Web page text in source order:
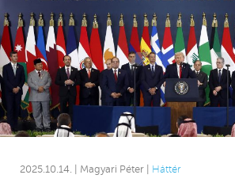
2025.10.14. | Magyari Péter | Háttér